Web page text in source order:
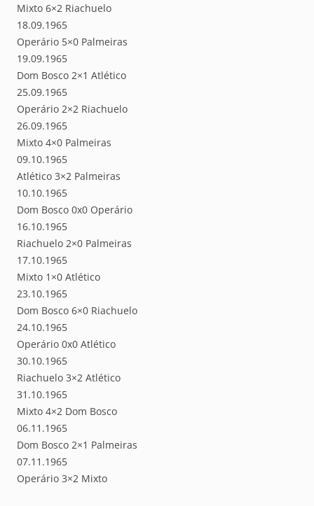
Mixto 6×2 Riachuelo
18.09.1965
Operário 5×0 Palmeiras
19.09.1965
Dom Bosco 2×1 Atlético
25.09.1965
Operário 2×2 Riachuelo
26.09.1965
Mixto 4×0 Palmeiras
09.10.1965
Atlético 3×2 Palmeiras
10.10.1965
Dom Bosco 0x0 Operário
16.10.1965
Riachuelo 2×0 Palmeiras
17.10.1965
Mixto 1×0 Atlético
23.10.1965
Dom Bosco 6×0 Riachuelo
24.10.1965
Operário 0x0 Atlético
30.10.1965
Riachuelo 3×2 Atlético
31.10.1965
Mixto 4×2 Dom Bosco
06.11.1965
Dom Bosco 2×1 Palmeiras
07.11.1965
Operário 3×2 Mixto